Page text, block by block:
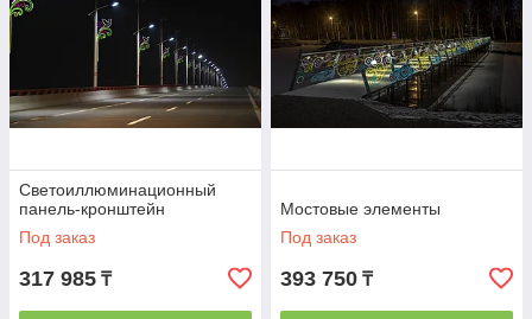
Светоиллюминационный
панель-кронштейн
Под заказ
317 985 ₸
Мостовые элементы
Под заказ
393 750 ₸